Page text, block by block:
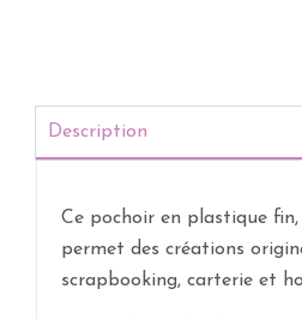
Description
Ce pochoir en plastique
permet des créations
scrapbooking, carterie et